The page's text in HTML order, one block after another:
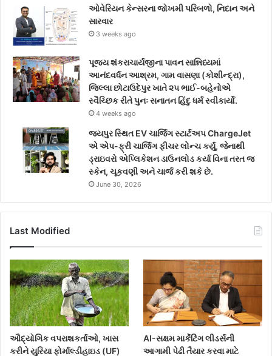
ઓવેરિયન કેન્સરના જોખમી પરિબળો, નિદાન અને
સારવાર
3 weeks ago
પૂજ્ય શંકરાચાર્યજીના પાવન સાન્નિધ્યમાં
આનંદવર્ધન આશ્રમ, ગામ વાસણા (કોશીન્દ્રા),
જિલ્લા છોટાઉદેપુર ખાતે ૨૫ ભાઈ-બહેનોએ
સ્વૈચ્છિક રીતે પુનઃ સનાતન હિંદુ ધર્મ સ્વીકાર્યો.
4 weeks ago
જયપુર સ્થિત EV ચાર્જિંગ સ્ટાર્ટઅપ ChargeJet
એ એપ-ફ્રી ચાર્જિંગ ફીચર લોન્ચ કર્યું, જેનાથી
ડ્રાઇવરો એપ્લિકેશન ડાઉનલોડ કર્યા વિના તરત જ
સ્કેન, ચૂકવણી અને ચાર્જ કરી શકે છે.
June 30, 2026
Last Modified
ઔદ્યોગિક વપરાશકર્તાઓ, ખાસ
કરીને યુરિયા ફોર્માલ્ડીહાઇડ (UF)
AI-સક્ષમ માર્કેટિંગ લીડર્સની
આગામી પેઢી તૈયાર કરવા માટે